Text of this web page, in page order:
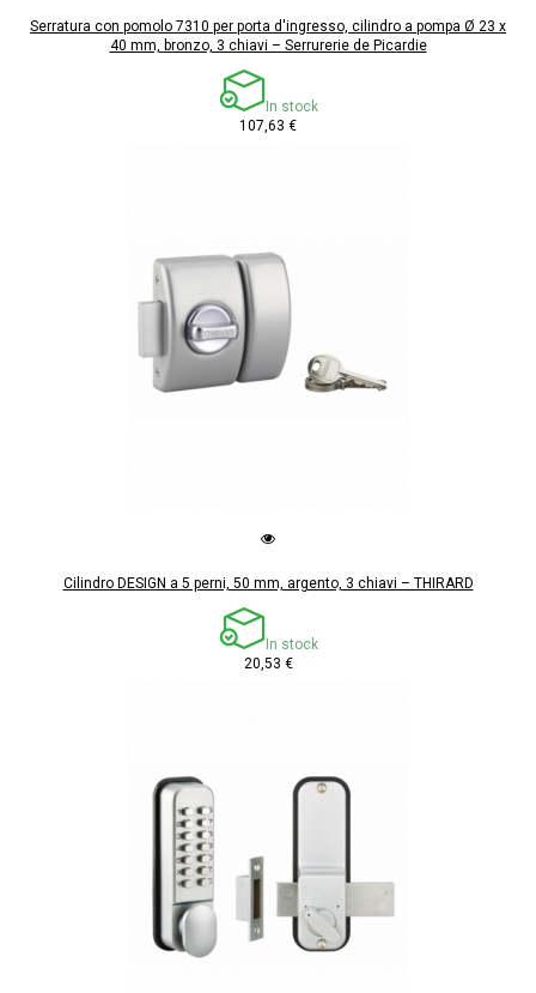
Serratura con pomolo 7310 per porta d'ingresso, cilindro a pompa Ø 23 x
40 mm, bronzo, 3 chiavi – Serrurerie de Picardie
In stock
107,63 €
Cilindro DESIGN a 5 perni, 50 mm, argento, 3 chiavi – THIRARD
In stock
20,53 €